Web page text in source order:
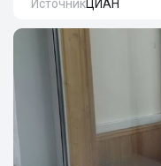
ИсточникЦИАН